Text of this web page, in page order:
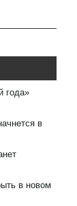
года»
в
в новом